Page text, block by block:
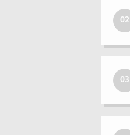
02
03